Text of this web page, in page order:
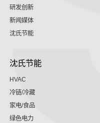
研发创新
新闻媒体
沈氏节能
沈氏节能
HVAC
冷链/冷藏
家电/食品
绿色电力